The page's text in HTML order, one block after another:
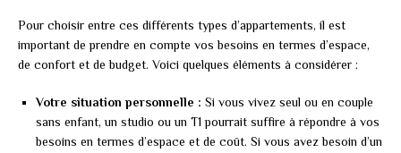
Pour choisir entre ces différents types d’appartements, il est
important de prendre en compte vos besoins en termes d’espace,
de confort et de budget. Voici quelques éléments à considérer :
Votre situation personnelle : Si vous vivez seul ou en couple
sans enfant, un studio ou un T1 pourrait suffire à répondre à vos
besoins en termes d’espace et de coût. Si vous avez besoin d’un